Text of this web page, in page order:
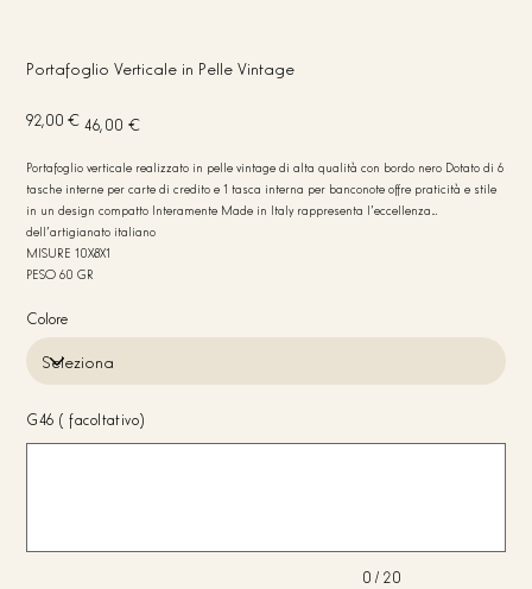
Portafoglio Verticale in Pelle Vintage
Prezzo
originale
92,00 € scontato
46,00 €
Portafoglio verticale realizzato in pelle vintage di alta qualità con bordo nero Dotato di 6
tasche interne per carte di credito e 1 tasca interna per banconote offre praticità e stile
in un design compatto Interamente Made in Italy rappresenta l’eccellenza
dell’artigianato italiano
MISURE 10X8X1
PESO 60 GR
Colore
G46 (facoltativo)
0 / 20